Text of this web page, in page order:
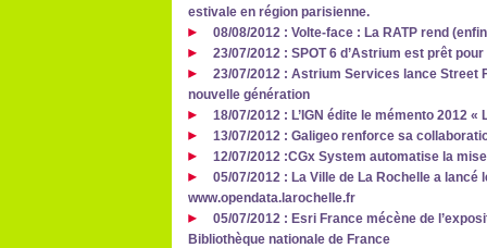
estivale en région parisienne.
08/08/2012 : Volte-face : La RATP rend
23/07/2012 : SPOT 6 d’Astrium est prêt
23/07/2012 : Astrium Services lance Street
nouvelle génération
18/07/2012 : L’IGN édite le mémento 2012
13/07/2012 : Galigeo renforce sa
12/07/2012 :CGx System automatise la
05/07/2012 : La Ville de La Rochelle a lancé
www.opendata.larochelle.fr
05/07/2012 : Esri France mécène de
Bibliothèque nationale de France